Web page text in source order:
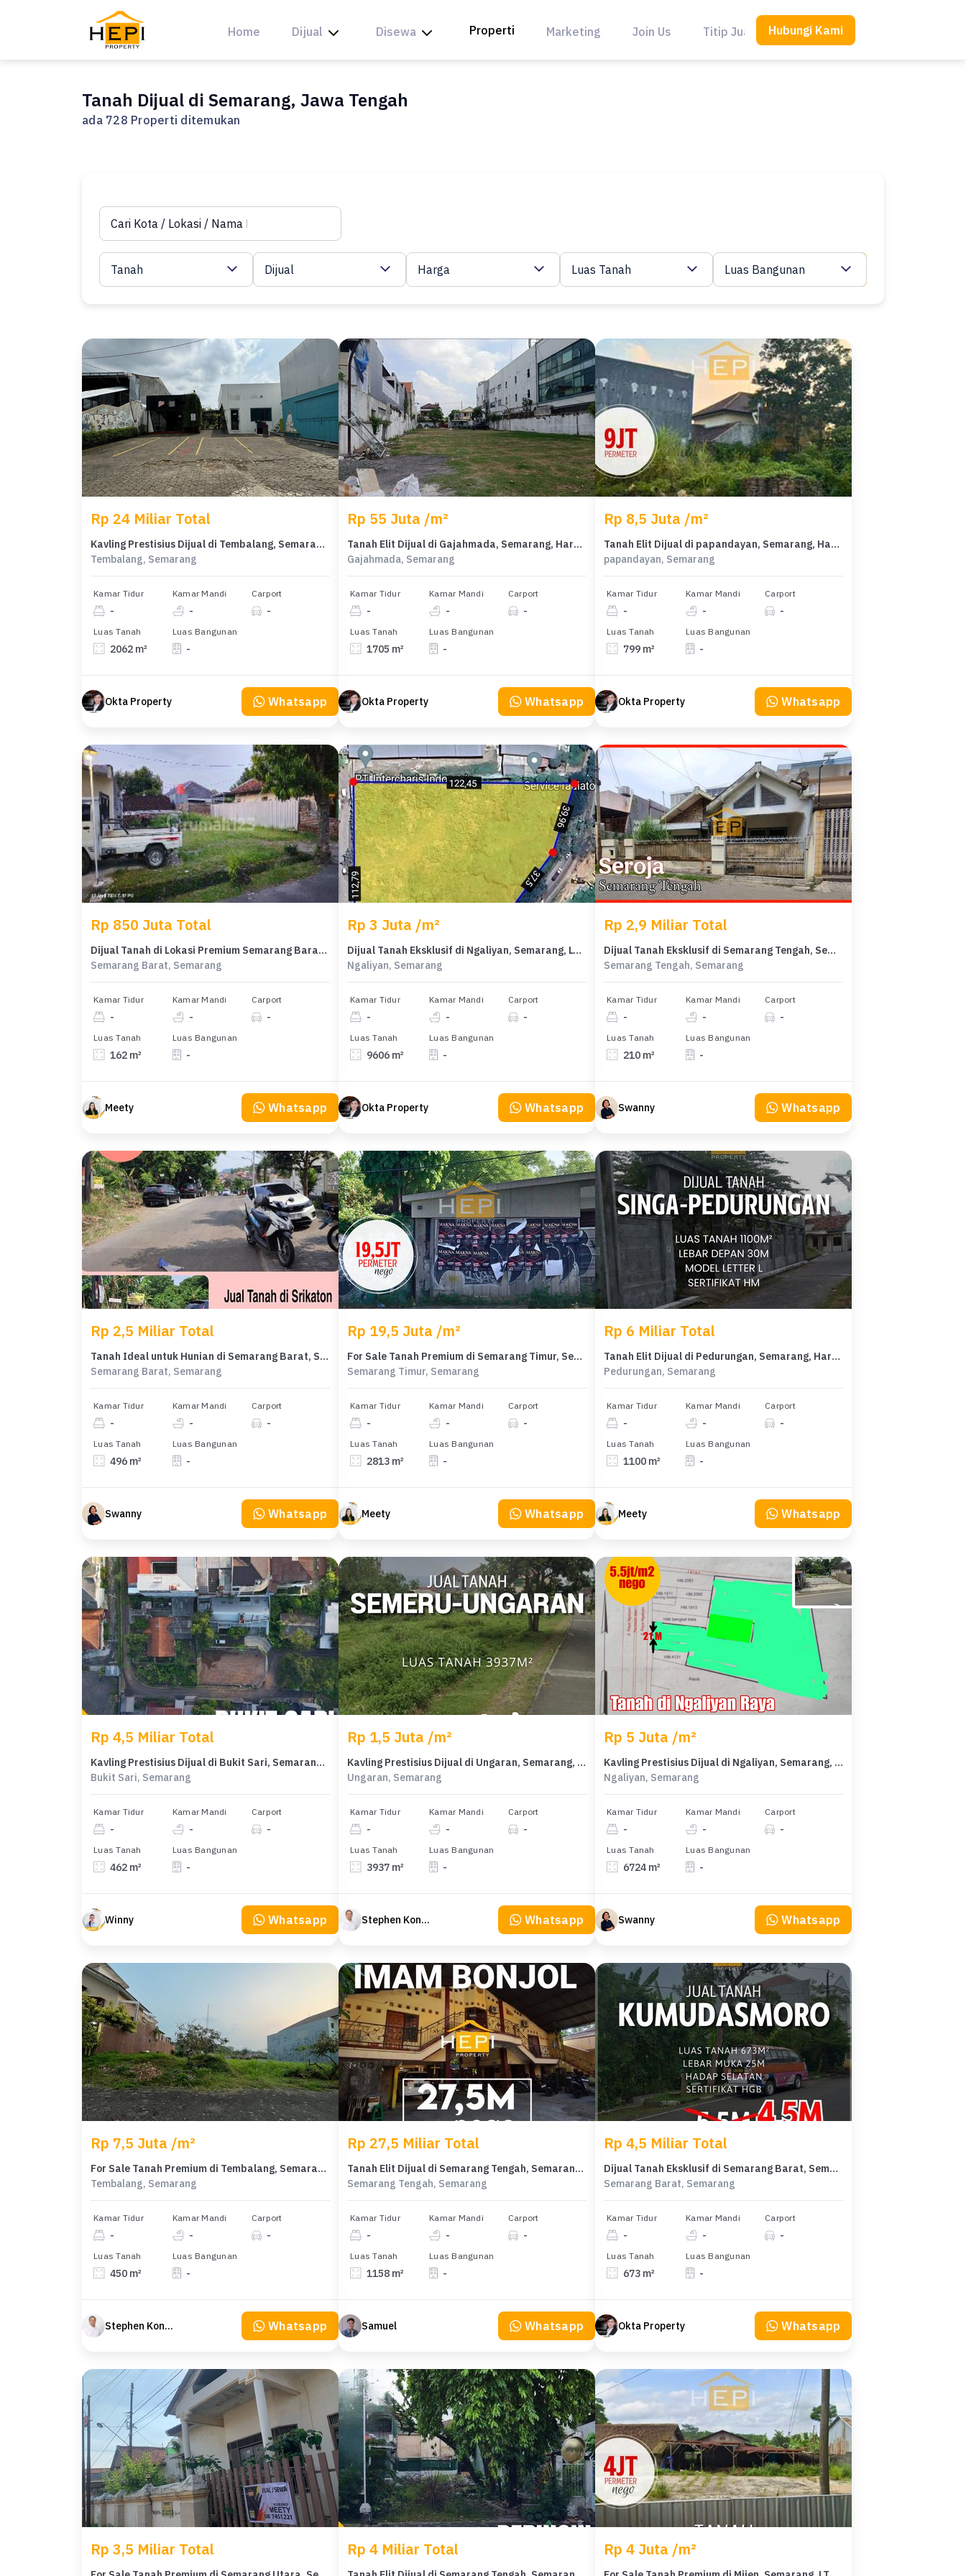
Home Dijual Disewa Properti Marketing Join Us Titip Jual Hubungi Kami
Tanah Dijual di Semarang, Jawa Tengah
ada 728 Properti ditemukan
Tanah Dijual Harga Luas Tanah Luas Bangunan
Rp 24 Miliar Total
Kavling Prestisius Dijual di Tembalang, Semarang, Harga 24 Miliar
Tembalang, Semarang
Kamar Tidur
-
Kamar Mandi
-
Carport
-
Luas Tanah
2062 m²
Luas Bangunan
-
Okta Property Whatsapp
Rp 55 Juta /m²
Tanah Elit Dijual di Gajahmada, Semarang, Harga 93,7 Miliar
Gajahmada, Semarang
Kamar Tidur
-
Kamar Mandi
-
Carport
-
Luas Tanah
1705 m²
Luas Bangunan
-
Okta Property Whatsapp
Rp 8,5 Juta /m²
Tanah Elit Dijual di papandayan, Semarang, Harga 6,79 Miliar
papandayan, Semarang
Kamar Tidur
-
Kamar Mandi
-
Carport
-
Luas Tanah
799 m²
Luas Bangunan
-
Okta Property Whatsapp
Rp 850 Juta Total
Dijual Tanah di Lokasi Premium Semarang Barat, Semarang, Harga 850 Juta
Semarang Barat, Semarang
Kamar Tidur
-
Kamar Mandi
-
Carport
-
Luas Tanah
162 m²
Luas Bangunan
-
Meety Whatsapp
Rp 3 Juta /m²
Dijual Tanah Eksklusif di Ngaliyan, Semarang, LT 9606m²
Ngaliyan, Semarang
Kamar Tidur
-
Kamar Mandi
-
Carport
-
Luas Tanah
9606 m²
Luas Bangunan
-
Okta Property Whatsapp
Rp 2,9 Miliar Total
Dijual Tanah Eksklusif di Semarang Tengah, Semarang, LT 210m²
Semarang Tengah, Semarang
Kamar Tidur
-
Kamar Mandi
-
Carport
-
Luas Tanah
210 m²
Luas Bangunan
-
Swanny Whatsapp
Rp 2,5 Miliar Total
Tanah Ideal untuk Hunian di Semarang Barat, Semarang, Luas 496m²
Semarang Barat, Semarang
Kamar Tidur
-
Kamar Mandi
-
Carport
-
Luas Tanah
496 m²
Luas Bangunan
-
Swanny Whatsapp
Rp 19,5 Juta /m²
For Sale Tanah Premium di Semarang Timur, Semarang, LT 2813m²
Semarang Timur, Semarang
Kamar Tidur
-
Kamar Mandi
-
Carport
-
Luas Tanah
2813 m²
Luas Bangunan
-
Meety Whatsapp
Rp 6 Miliar Total
Tanah Elit Dijual di Pedurungan, Semarang, Harga 6 Miliar
Pedurungan, Semarang
Kamar Tidur
-
Kamar Mandi
-
Carport
-
Luas Tanah
1100 m²
Luas Bangunan
-
Meety Whatsapp
Rp 4,5 Miliar Total
Kavling Prestisius Dijual di Bukit Sari, Semarang, Harga 4,5 Miliar
Bukit Sari, Semarang
Kamar Tidur
-
Kamar Mandi
-
Carport
-
Luas Tanah
462 m²
Luas Bangunan
-
Winny Whatsapp
Rp 1,5 Juta /m²
Kavling Prestisius Dijual di Ungaran, Semarang, Harga 5,9 Miliar
Ungaran, Semarang
Kamar Tidur
-
Kamar Mandi
-
Carport
-
Luas Tanah
3937 m²
Luas Bangunan
-
Stephen Konsultan Properti Whatsapp
Rp 5 Juta /m²
Kavling Prestisius Dijual di Ngaliyan, Semarang, Harga 33,6 Miliar
Ngaliyan, Semarang
Kamar Tidur
-
Kamar Mandi
-
Carport
-
Luas Tanah
6724 m²
Luas Bangunan
-
Swanny Whatsapp
Rp 7,5 Juta /m²
For Sale Tanah Premium di Tembalang, Semarang, LT 450m²
Tembalang, Semarang
Kamar Tidur
-
Kamar Mandi
-
Carport
-
Luas Tanah
450 m²
Luas Bangunan
-
Stephen Konsultan Properti Whatsapp
Rp 27,5 Miliar Total
Tanah Elit Dijual di Semarang Tengah, Semarang, Harga 27,5 Miliar
Semarang Tengah, Semarang
Kamar Tidur
-
Kamar Mandi
-
Carport
-
Luas Tanah
1158 m²
Luas Bangunan
-
Samuel Whatsapp
Rp 4,5 Miliar Total
Dijual Tanah Eksklusif di Semarang Barat, Semarang, LT 673m²
Semarang Barat, Semarang
Kamar Tidur
-
Kamar Mandi
-
Carport
-
Luas Tanah
673 m²
Luas Bangunan
-
Okta Property Whatsapp
Rp 3,5 Miliar Total Rp 4 Miliar Total Rp 4 Juta /m²